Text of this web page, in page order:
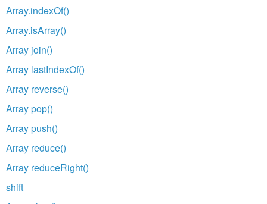
Array.indexOf()
Array.isArray()
Array join()
Array lastIndexOf()
Array reverse()
Array pop()
Array push()
Array reduce()
Array reduceRight()
shift